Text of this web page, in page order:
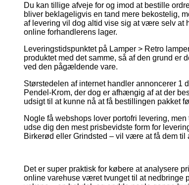
Du kan tillige afveje for og imod at bestille
bliver beklageligvis en tand mere bekostelig,
af levering vil dog altid vise sig at være selv at
online forhandlerens lager.
Leveringstidspunktet på Lamper > Retro
produktet med det samme, så af den grund er
ved den pågældende vare.
Størstedelen af internet handler annoncerer 1
Pendel-Krom, der dog er afhængig af at der
udsigt til at kunne nå at få bestillingen pakket
Nogle få webshops lover portofri levering,
udse dig den mest prisbevidste form for
Birkerød eller Grindsted – vil være at få dem til
Det er super praktisk for købere at analysere
online varehuse været tvunget til at nedbringe